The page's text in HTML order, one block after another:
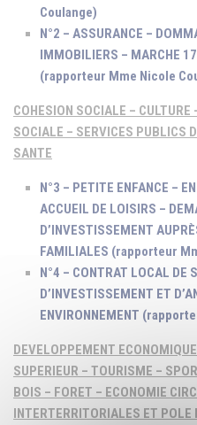
Coulange)
N°2 – ASSURANCE –
IMMOBILIERS – MARCHE
(rapporteur Mme Nicole
COHESION SOCIALE –
SOCIALE – SERVICES PUBLICS
SANTE
N°3 – PETITE ENFANCE –
ACCUEIL DE LOISIRS –
D’INVESTISSEMENT
FAMILIALES (rapporteur
N°4 – CONTRAT LOCAL DE
D’INVESTISSEMENT ET
ENVIRONNEMENT
DEVELOPPEMENT
SUPERIEUR – TOURISME –
BOIS – FORET – ECONOMIE
INTERTERRITORIALES ET